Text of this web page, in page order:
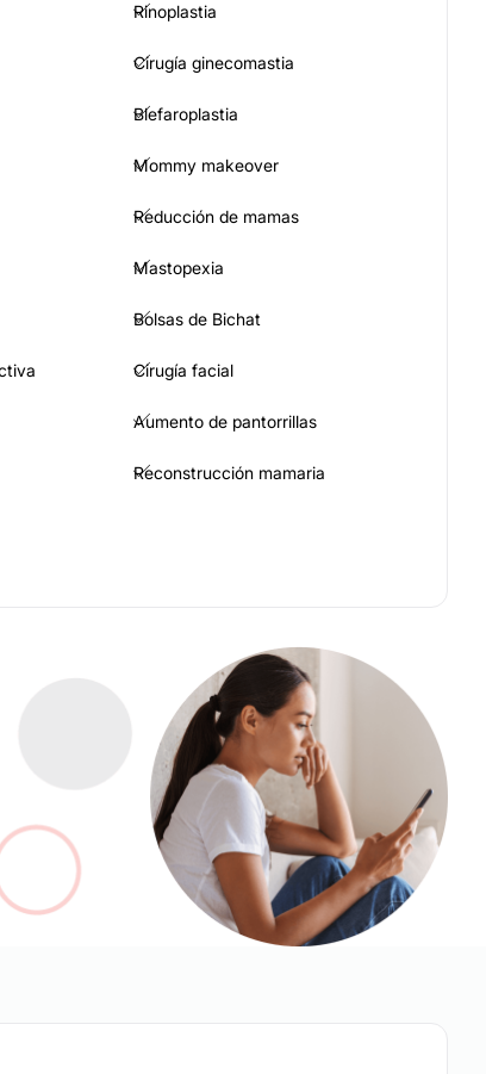
Rinoplastia
Cirugía ginecomastia
Blefaroplastia
Mommy makeover
Reducción de mamas
Mastopexia
Bolsas de Bichat
Cirugía facial
Aumento de pantorrillas
Reconstrucción mamaria
Rinomodelación
Hilos tensores
Hialuronidasa